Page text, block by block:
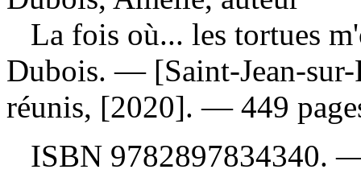
La fois où... les tortues
Dubois. — [Saint-Jean-
réunis, [2020]. — 449
ISBN 9782897834340.